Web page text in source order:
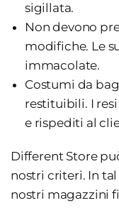
sigillata.
Non devono
modifiche. Le
immacolate.
Costumi da
restituibili. I
e rispediti al
Different Store
nostri criteri. In
nostri magazzini